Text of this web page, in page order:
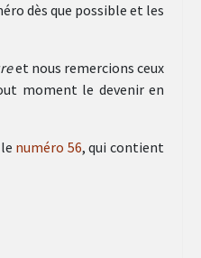
dès que possible et les
et nous remercions ceux
moment le devenir en
numéro 56, qui contient